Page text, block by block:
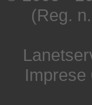
(Reg.